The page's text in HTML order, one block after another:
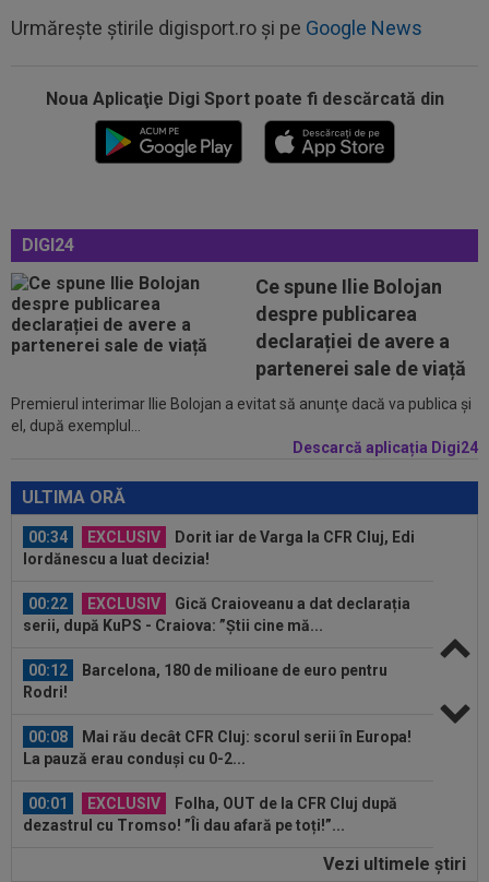
Urmărește știrile digisport.ro și pe Google News
Noua Aplicaţie Digi Sport poate fi descărcată din
DIGI24
Ce spune Ilie Bolojan
despre publicarea
declarației de avere a
partenerei sale de viață
Premierul interimar Ilie Bolojan a evitat să anunţe dacă va publica şi
el, după exemplul...
Descarcă aplicația Digi24
ULTIMA ORĂ
serii, după KuPS - Craiova: ”Știi cine mă...
Rodri!
Mai rău decât CFR Cluj: scorul serii în Europa!
La pauză erau conduși cu 0-2...
dezastrul cu Tromso! ”Îi dau afară pe toți!”...
pe 3.000.000 €”
00:43 EXCLUSIV
Lovitură de proporții: Ioan Varga,
gata să renunțe la CFR și să preia alt club...
00:41 EXCLUSIV
Gigi Becali: ”Hai să-ți spun ce face
Mihai Stoica. E prima oară când o zic”
Iordănescu a luat decizia!
00:22 EXCLUSIV
Gică Craioveanu a dat declarația
serii, după KuPS - Craiova: ”Știi cine mă...
00:12
Barcelona, 180 de milioane de euro pentru
Rodri!
00:08
Mai rău decât CFR Cluj: scorul serii în Europa!
La pauză erau conduși cu 0-2...
00:01 EXCLUSIV
Folha, OUT de la CFR Cluj după
dezastrul cu Tromso! ”Îi dau afară pe toți!”...
23:52 EXCLUSIV
Gigi Becali: ”Am vândut un jucător
pe 3.000.000 €”
Lovitură de proporții: Ioan Varga,
Vezi ultimele ştiri